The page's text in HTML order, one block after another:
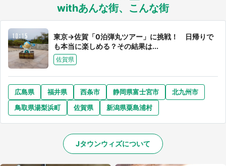
withあんな街、こんな街
東京→佐賀「0泊弾丸ツアー」に挑戦！ 日帰りで
も本当に楽しめる？その結果は...
佐賀県
広島県 福井県 西条市 静岡県富士宮市
北九州市
鳥取県湯梨浜町
佐賀県 新潟県粟島浦村
Jタウンウィズについて